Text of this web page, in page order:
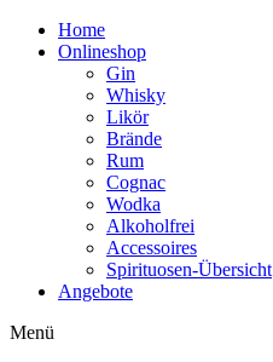
Home
Onlineshop
Gin
Whisky
Likör
Brände
Rum
Cognac
Wodka
Alkoholfrei
Accessoires
Spirituosen-Übersicht
Angebote
Menü